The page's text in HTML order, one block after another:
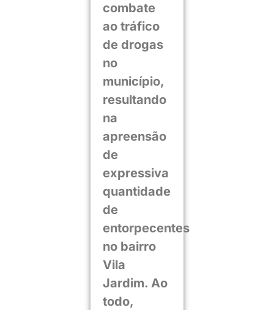
combate
ao tráfico
de drogas
no
município,
resultando
na
apreensão
de
expressiva
quantidade
de
entorpecentes
no bairro
Vila
Jardim. Ao
todo,